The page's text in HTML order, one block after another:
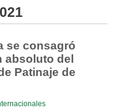
se consagró
absoluto del
Patinaje de